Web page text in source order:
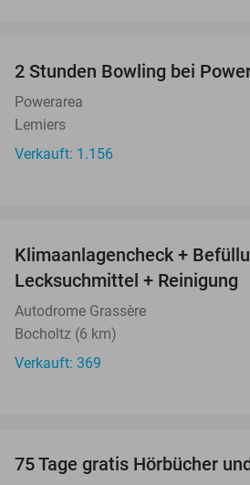
2 Stunden Bowling bei
Powerarea
Lemiers
Verkauft: 1.156
Klimaanlagencheck +
Lecksuchmittel + Reinigung
Autodrome Grassère
Bocholtz (6 km)
Verkauft: 369
75 Tage gratis Hörbücher